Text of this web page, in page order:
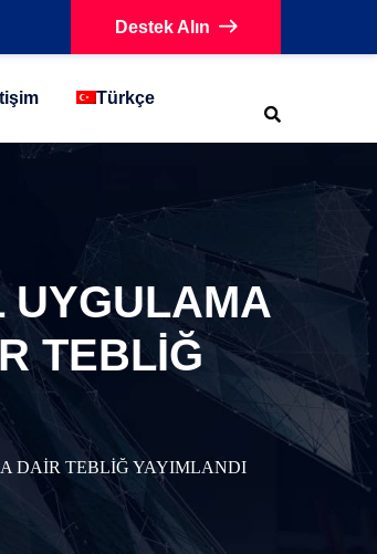
Destek Alın
Türkçe
UYGULAMA
TEBLİĞ
DAİR TEBLİĞ YAYIMLANDI